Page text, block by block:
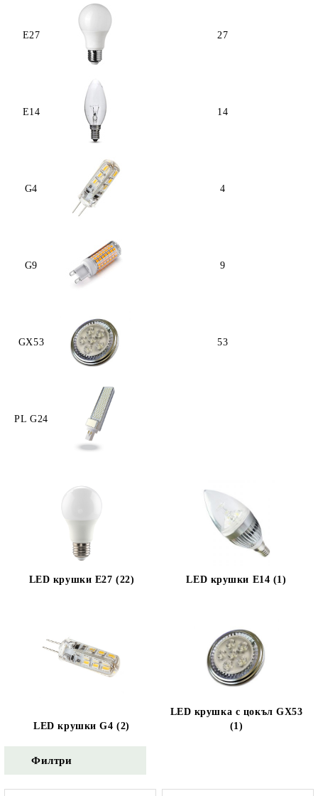
E27 27
E14 14
G4 4
G9 9
GX53 53
PL G24
LED крушки E27 (22) LED крушки E14 (1)
LED крушки G4 (2)
LED крушка с цокъл GX53
(1)
Филтри